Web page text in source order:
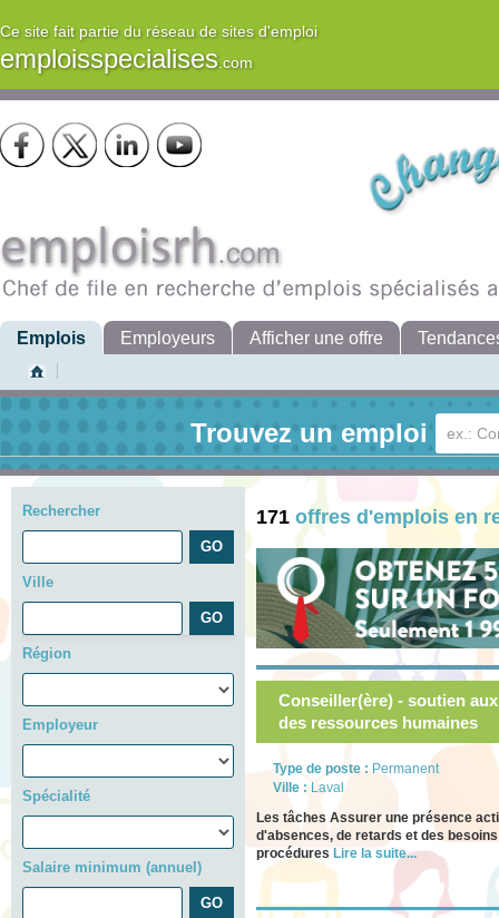
Ce site fait partie du réseau de sites d'emploi
emploisspecialises.com
Emplois Employeurs Afficher une offre
Trouvez un emploi
Rechercher
Ville
Région
Employeur
Spécialité
Salaire minimum (annuel)
171 offres d'emplois en
Conseiller(ère) - soutien
des ressources humaines
Type de poste : Permanent
Ville : Laval
Les tâches Assurer une présence
d'absences, de retards et des
procédures Lire la suite...